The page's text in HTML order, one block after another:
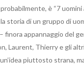
è “7 uomini
storia di un gruppo di
finora appannaggio del
Laurent, Thierry e gli
piuttosto strana,